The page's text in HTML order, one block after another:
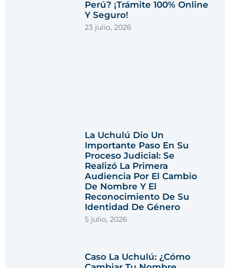
Perú? ¡Trámite 100% Online
Y Seguro!
23 julio, 2026
La Uchulú Dio Un
Importante Paso En Su
Proceso Judicial: Se
Realizó La Primera
Audiencia Por El Cambio
De Nombre Y El
Reconocimiento De Su
Identidad De Género
5 julio, 2026
Caso La Uchulú: ¿cómo